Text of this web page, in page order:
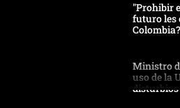
"Prohibir
futuro les
Colombia?
Ministro
uso de la
disturbios